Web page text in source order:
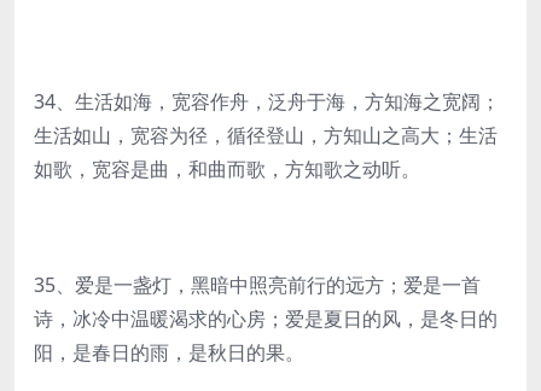
34、生活如海，宽容作舟，泛舟于海，方知海之宽阔；
生活如山，宽容为径，循径登山，方知山之高大；生活
如歌，宽容是曲，和曲而歌，方知歌之动听。
35、爱是一盏灯，黑暗中照亮前行的远方；爱是一首
诗，冰冷中温暖渴求的心房；爱是夏日的风，是冬日的
阳，是春日的雨，是秋日的果。